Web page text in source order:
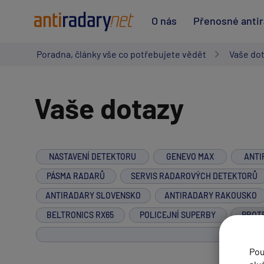
O nás Přenosné
Poradna, články vše co potřebujete vědět Vaše
Vaše dotazy
NASTAVENÍ DETEKTORU GENEVO MAX
PÁSMA RADARŮ
SERVIS RADAROVÝCH DETEKTORŮ
ANTIRADARY SLOVENSKO
ANTIRADARY RAKOUSKO
BELTRONICS RX65
POLICEJNÍ SUPERBY